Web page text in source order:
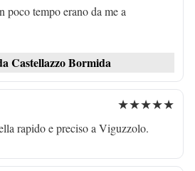
poco tempo erano da me a
Castellazzo Bormida
★★★★★
rapido e preciso a Viguzzolo.